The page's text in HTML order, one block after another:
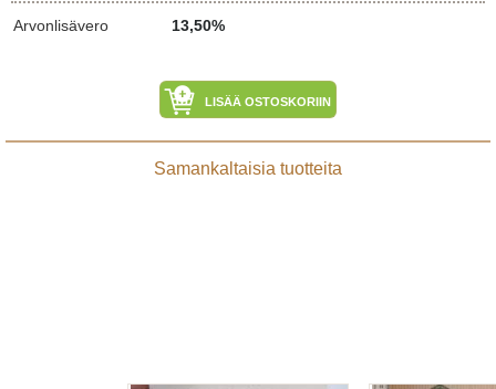
Arvonlisävero 13,50%
LISÄÄ OSTOSKORIIN
Samankaltaisia tuotteita